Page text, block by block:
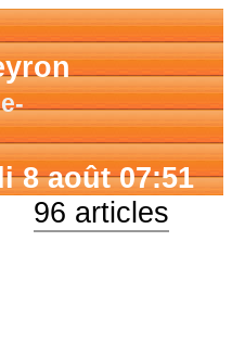
8 août 07:51
96 articles